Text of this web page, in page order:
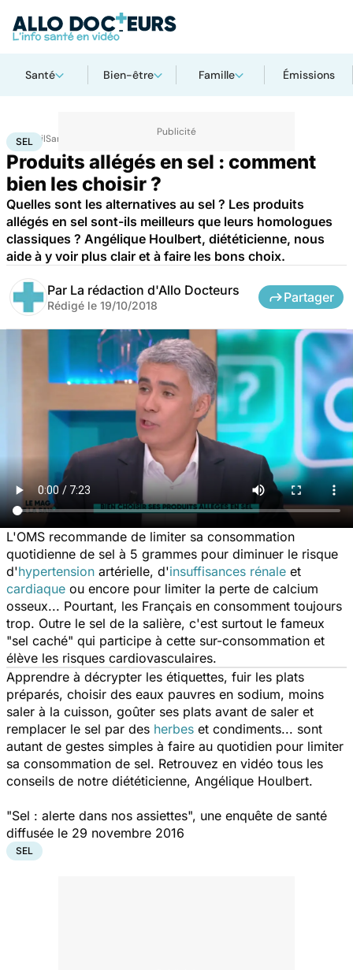
Santé Bien-être Famille Émissions
AccueilSanté
SEL
Produits allégés en sel : comment
bien les choisir ?
Quelles sont les alternatives au sel ? Les produits
allégés en sel sont-ils meilleurs que leurs homologues
classiques ? Angélique Houlbert, diététicienne, nous
aide à y voir plus clair et à faire les bons choix.
Par La rédaction d'Allo Docteurs
Rédigé le 19/10/2018
Partager
L'OMS recommande de limiter sa consommation
quotidienne de sel à 5 grammes pour diminuer le risque
d'hypertension artérielle, d'insuffisances rénale et
cardiaque ou encore pour limiter la perte de calcium
osseux... Pourtant, les Français en consomment toujours
trop. Outre le sel de la salière, c'est surtout le fameux
"sel caché" qui participe à cette sur-consommation et
élève les risques cardiovasculaires.
Apprendre à décrypter les étiquettes, fuir les plats
préparés, choisir des eaux pauvres en sodium, moins
saler à la cuisson, goûter ses plats avant de saler et
remplacer le sel par des herbes et condiments... sont
autant de gestes simples à faire au quotidien pour limiter
sa consommation de sel. Retrouvez en vidéo tous les
conseils de notre diététicienne, Angélique Houlbert.
"Sel : alerte dans nos assiettes", une enquête de santé
diffusée le 29 novembre 2016
SEL